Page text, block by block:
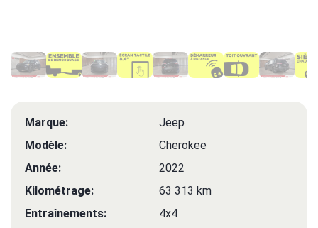
Marque:
Jeep
Modèle:
Cherokee
Année:
2022
Kilométrage:
63 313 km
Entraînements:
4x4